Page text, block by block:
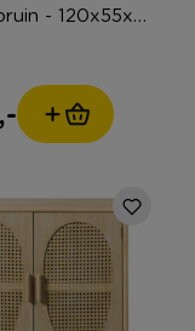
- 120x55x25